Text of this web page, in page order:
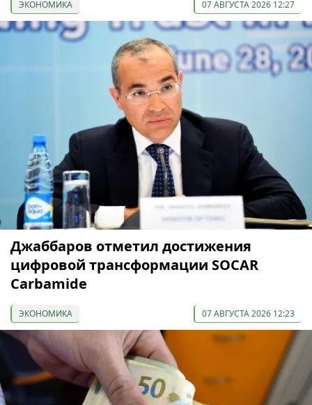
ЭКОНОМИКА 07 АВГУСТА 2026 12:27
Джаббаров отметил достижения
цифровой трансформации SOCAR
Carbamide
ЭКОНОМИКА 07 АВГУСТА 2026 12:23